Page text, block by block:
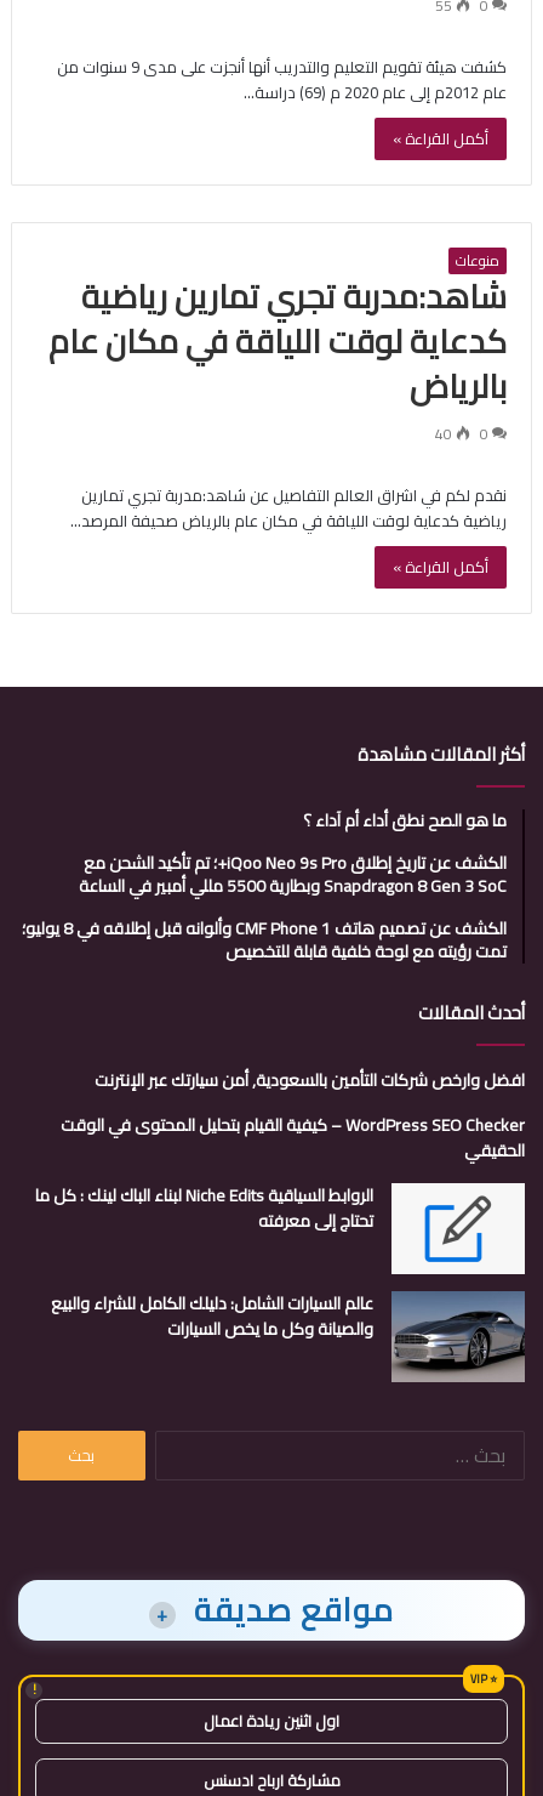
كشفت هيئة تقويم التعليم والتدريب أنها أنجزت على مدى 9 سنوات من
عام 2012م إلى عام 2020 م (69) دراسة…
أكمل القراءة »
منوعات
شاهد:مدربة تجري تمارين رياضية
كدعاية لوقت اللياقة في مكان عام
بالرياض
0
40
نقدم لكم في اشراق العالم التفاصيل عن شاهد:مدربة تجري تمارين
رياضية كدعاية لوقت اللياقة في مكان عام بالرياض صحيفة المرصد…
أكمل القراءة »
أكثر المقالات مشاهدة
ما هو الصح نطق أداء أم آداء ؟
الكشف عن تاريخ إطلاق iQoo Neo 9s Pro+؛ تم تأكيد الشحن مع
Snapdragon 8 Gen 3 SoC وبطارية 5500 مللي أمبير في الساعة
الكشف عن تصميم هاتف CMF Phone 1 وألوانه قبل إطلاقه في 8 يوليو؛
تمت رؤيته مع لوحة خلفية قابلة للتخصيص
أحدث المقالات
افضل وارخص شركات التأمين بالسعودية, أمن سيارتك عبر الإنترنت
WordPress SEO Checker – كيفية القيام بتحليل المحتوى في الوقت
الحقيقي
الروابط السياقية Niche Edits لبناء الباك لينك : كل ما
تحتاج إلى معرفته
عالم السيارات الشامل: دليلك الكامل للشراء والبيع
والصيانة وكل ما يخص السيارات
البحث
مواقع صديقة +
!
اول اثنين ريادة اعمال
مشاركة ارباح ادسنس